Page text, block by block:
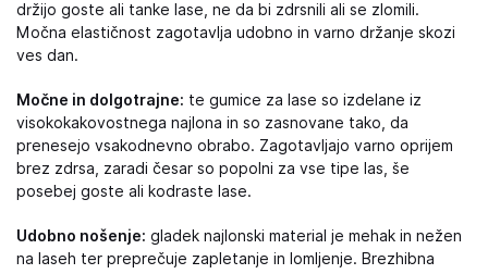
držijo goste ali tanke lase, ne da bi zdrsnili ali se zlomili.
Močna elastičnost zagotavlja udobno in varno držanje skozi
ves dan.
Močne in dolgotrajne: te gumice za lase so izdelane iz
visokokakovostnega najlona in so zasnovane tako, da
prenesejo vsakodnevno obrabo. Zagotavljajo varno oprijem
brez zdrsa, zaradi česar so popolni za vse tipe las, še
posebej goste ali kodraste lase.
Udobno nošenje: gladek najlonski material je mehak in nežen
na laseh ter preprečuje zapletanje in lomljenje. Brezhibna